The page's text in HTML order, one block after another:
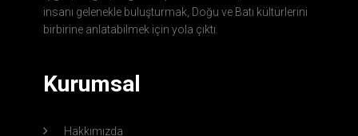
insanı gelenekle buluşturmak, Doğu ve Batı kültürlerini
birbirine anlatabilmek için yola çıktı.
Kurumsal
Hakkımızda